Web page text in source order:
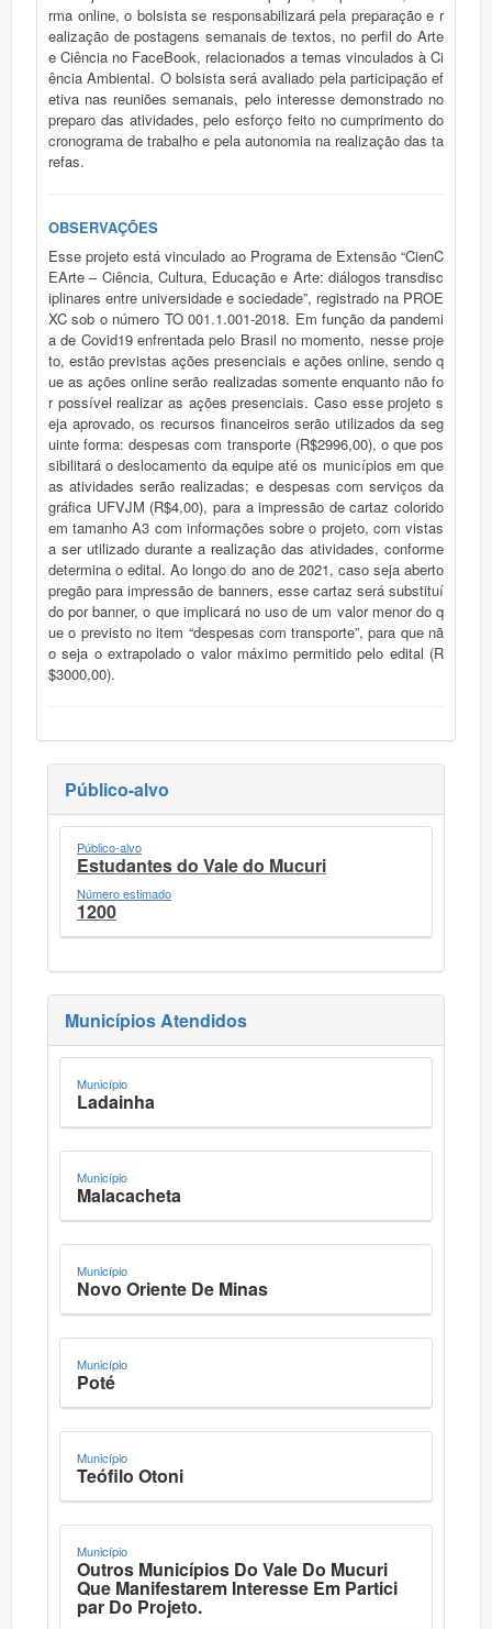
rma online, o bolsista se responsabilizará pela preparação e r
ealização de postagens semanais de textos, no perfil do Arte
e Ciência no FaceBook, relacionados a temas vinculados à Ci
ência Ambiental. O bolsista será avaliado pela participação ef
etiva nas reuniões semanais, pelo interesse demonstrado no
preparo das atividades, pelo esforço feito no cumprimento do
cronograma de trabalho e pela autonomia na realização das ta
refas.
OBSERVAÇÕES
Esse projeto está vinculado ao Programa de Extensão “CienC
EArte – Ciência, Cultura, Educação e Arte: diálogos transdisc
iplinares entre universidade e sociedade”, registrado na PROE
XC sob o número TO 001.1.001-2018. Em função da pandemi
a de Covid19 enfrentada pelo Brasil no momento, nesse proje
to, estão previstas ações presenciais e ações online, sendo q
ue as ações online serão realizadas somente enquanto não fo
r possível realizar as ações presenciais. Caso esse projeto s
eja aprovado, os recursos financeiros serão utilizados da seg
uinte forma: despesas com transporte (R$2996,00), o que pos
sibilitará o deslocamento da equipe até os municípios em que
as atividades serão realizadas; e despesas com serviços da
gráfica UFVJM (R$4,00), para a impressão de cartaz colorido
em tamanho A3 com informações sobre o projeto, com vistas
a ser utilizado durante a realização das atividades, conforme
determina o edital. Ao longo do ano de 2021, caso seja aberto
pregão para impressão de banners, esse cartaz será substituí
do por banner, o que implicará no uso de um valor menor do q
ue o previsto no item “despesas com transporte”, para que nã
o seja o extrapolado o valor máximo permitido pelo edital (R
$3000,00).
Público-alvo
Público-alvo
Estudantes do Vale do Mucuri
Número estimado
1200
Municípios Atendidos
Município
Ladainha
Município
Malacacheta
Município
Novo Oriente De Minas
Município
Poté
Município
Teófilo Otoni
Município
Outros Municípios Do Vale Do Mucuri
Que Manifestarem Interesse Em Partici
par Do Projeto.